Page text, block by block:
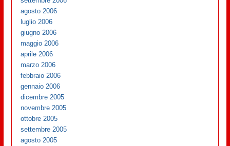
agosto 2006
luglio 2006
giugno 2006
maggio 2006
aprile 2006
marzo 2006
febbraio 2006
gennaio 2006
dicembre 2005
novembre 2005
ottobre 2005
settembre 2005
agosto 2005